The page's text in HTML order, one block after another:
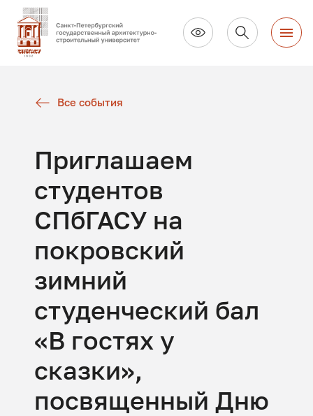
Все события
Приглашаем
студентов
СПбГАСУ на
покровский
зимний
студенческий бал
«В гостях у
сказки»,
посвященный Дню